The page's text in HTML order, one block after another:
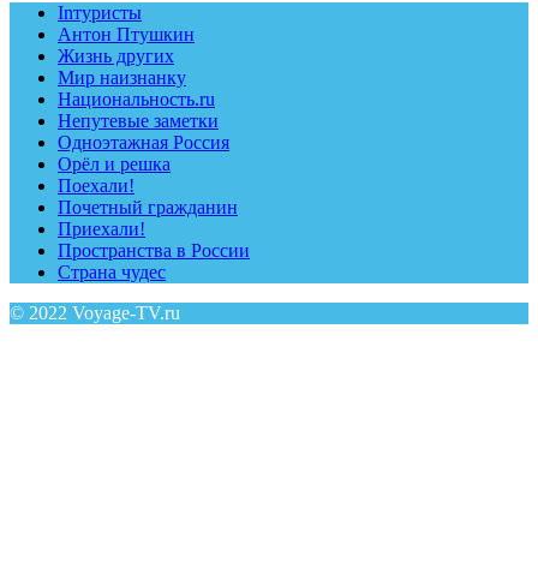
Inтуристы
Антон Птушкин
Жизнь других
Мир наизнанку
Национальность.ru
Непутевые заметки
Одноэтажная Россия
Орёл и решка
Поехали!
Почетный гражданин
Приехали!
Пространства в России
Страна чудес
© 2022 Voyage-TV.ru